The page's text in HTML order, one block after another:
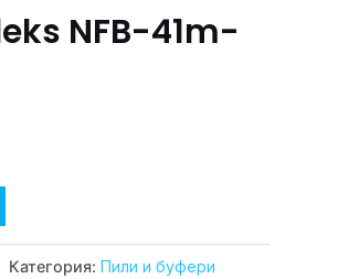
NFB-41m-
Категория: Пили и буфери